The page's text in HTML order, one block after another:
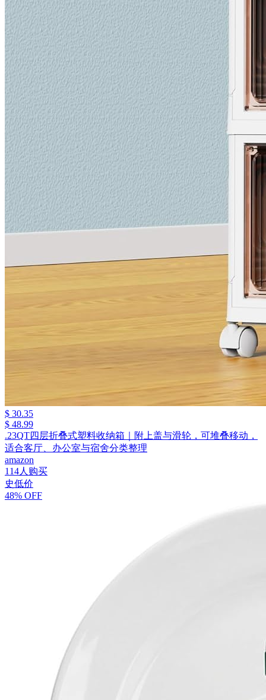
$ 30.35
$ 48.99
.23QT四层折叠式塑料收纳箱｜附上盖与滑轮，可堆叠移动，
适合客厅、办公室与宿舍分类整理
amazon
114人购买
史低价
48% OFF